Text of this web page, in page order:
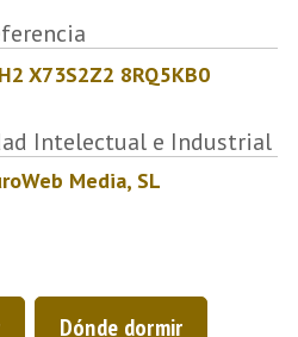
X73S2Z2 8RQ5KB0
Intelectual e Industrial
Media, SL
Dónde dormir